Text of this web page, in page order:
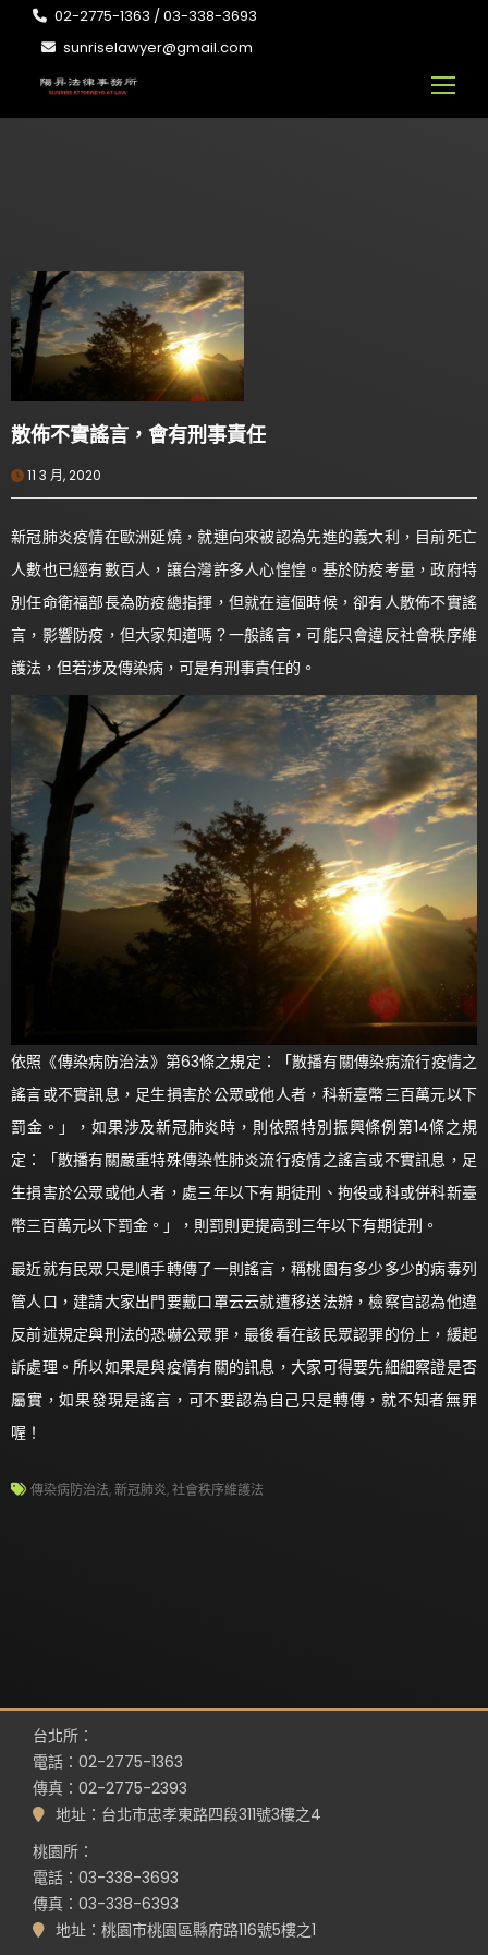
02-2775-1363 / 03-338-3693
sunriselawyer@gmail.com
散佈不實謠言，會有刑事責任
11 3 月, 2020
新冠肺炎疫情在歐洲延燒，就連向來被認為先進的義大利，目前死亡
人數也已經有數百人，讓台灣許多人心惶惶。基於防疫考量，政府特
別任命衛福部長為防疫總指揮，但就在這個時候，卻有人散佈不實謠
言，影響防疫，但大家知道嗎？一般謠言，可能只會違反社會秩序維
護法，但若涉及傳染病，可是有刑事責任的。
依照《傳染病防治法》第63條之規定：「散播有關傳染病流行疫情之
謠言或不實訊息，足生損害於公眾或他人者，科新臺幣三百萬元以下
罰金。」，如果涉及新冠肺炎時，則依照特別振興條例第14條之規
定：「散播有關嚴重特殊傳染性肺炎流行疫情之謠言或不實訊息，足
生損害於公眾或他人者，處三年以下有期徒刑、拘役或科或併科新臺
幣三百萬元以下罰金。」，則罰則更提高到三年以下有期徒刑。
最近就有民眾只是順手轉傳了一則謠言，稱桃園有多少多少的病毒列
管人口，建請大家出門要戴口罩云云就遭移送法辦，檢察官認為他違
反前述規定與刑法的恐嚇公眾罪，最後看在該民眾認罪的份上，緩起
訴處理。所以如果是與疫情有關的訊息，大家可得要先細細察證是否
屬實，如果發現是謠言，可不要認為自己只是轉傳，就不知者無罪
喔！
傳染病防治法,新冠肺炎,社會秩序維護法
台北所：
電話：02-2775-1363
傳真：02-2775-2393
地址：台北市忠孝東路四段311號3樓之4
桃園所：
電話：03-338-3693
傳真：03-338-6393
地址：桃園市桃園區縣府路116號5樓之1